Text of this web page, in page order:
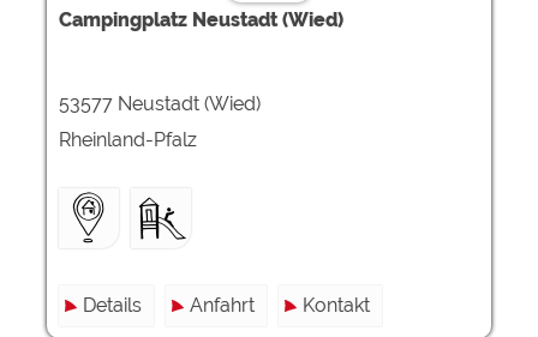
Campingplatz Neustadt (Wied)
53577 Neustadt (Wied)
Rheinland-Pfalz
Details Anfahrt Kontakt